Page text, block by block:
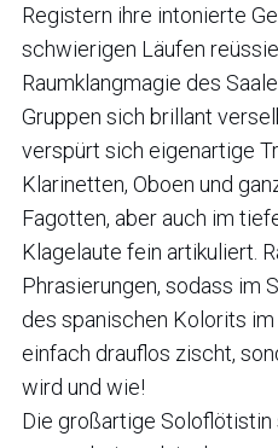
Registern ihre intonierte
schwierigen Läufen
Raumklangmagie des
Gruppen sich brillant
verspürt sich eigenartige
Klarinetten, Oboen und
Fagotten, aber auch im
Klagelaute fein artikuliert.
Phrasierungen, sodass im
des spanischen Kolorits
einfach drauflos zischt,
wird und wie!
Die großartige